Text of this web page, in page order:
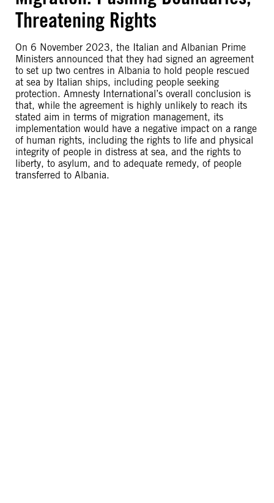
Threatening Rights
On 6 November 2023, the Italian and Albanian Prime
Ministers announced that they had signed an agreement
to set up two centres in Albania to hold people rescued
at sea by Italian ships, including people seeking
protection. Amnesty International’s overall conclusion is
that, while the agreement is highly unlikely to reach its
stated aim in terms of migration management, its
implementation would have a negative impact on a range
of human rights, including the rights to life and physical
integrity of people in distress at sea, and the rights to
liberty, to asylum, and to adequate remedy, of people
transferred to Albania.